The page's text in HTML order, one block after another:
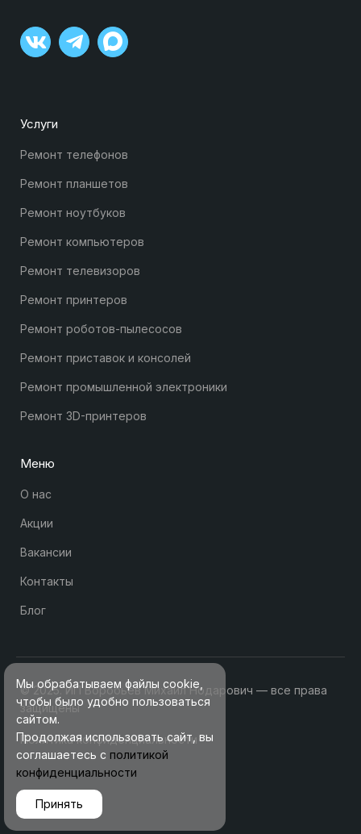
Услуги
Ремонт телефонов
Ремонт планшетов
Ремонт ноутбуков
Ремонт компьютеров
Ремонт телевизоров
Ремонт принтеров
Ремонт роботов-пылесосов
Ремонт приставок и консолей
Ремонт промышленной электроники
Ремонт 3D-принтеров
Меню
О нас
Акции
Вакансии
Контакты
Блог
© 2025. ИП Воробьев Михаил Нодарович — все права
защищены
Политика конфиденциальности
Мы обрабатываем файлы cookie,
чтобы было удобно пользоваться
сайтом.
Продолжая использовать сайт, вы
соглашаетесь с политикой
конфиденциальности
Принять